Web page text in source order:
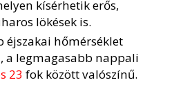
kísérhetik erős,
lökések is.
éjszakai hőmérséklet
, a legmagasabb nappali
23 fok között valószínű.